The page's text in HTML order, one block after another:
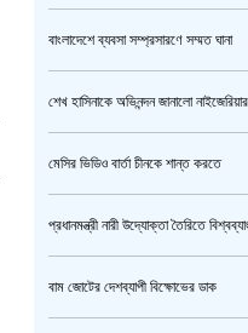
বাংলাদেশে ব্যবসা সম্প্রসারণে সম্মত ঘানা
শেখ হাসিনাকে অভিনন্দন জানালো
মেসির ভিডিও বার্তা চীনকে শান্ত করতে
প্রধানমন্ত্রী নারী উদ্যোক্তা তৈরিতে
বাম জোটের দেশব্যাপী বিক্ষোভের ডাক